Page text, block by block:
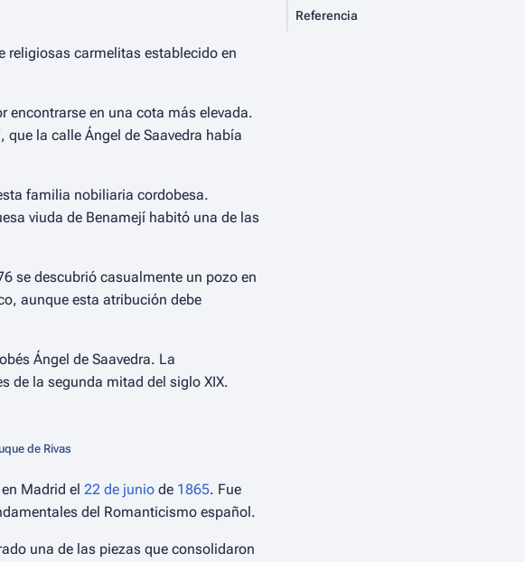
religiosas carmelitas establecido en
encontrarse en una cota más elevada.
que la calle Ángel de Saavedra había
familia nobiliaria cordobesa.
viuda de Benamejí habitó una de las
se descubrió casualmente un pozo en
aunque esta atribución debe
Ángel de Saavedra. La
de la segunda mitad del siglo XIX.
de Rivas
Madrid el 22 de junio de 1865. Fue
del Romanticismo español.
una de las piezas que consolidaron
Referencia